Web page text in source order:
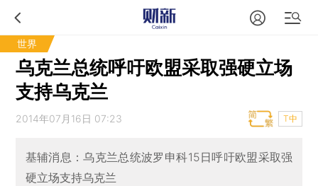
世界
乌克兰总统呼吁欧盟采取强硬立场
支持乌克兰
2014年07月16日 07:23 T中
基辅消息：乌克兰总统波罗申科15日呼吁欧盟采取强
硬立场支持乌克兰